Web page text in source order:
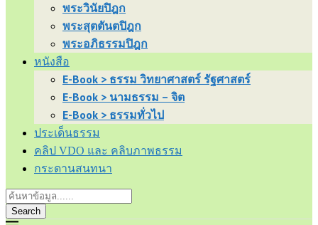
พระวินัยปิฎก
พระสุตตันตปิฎก
พระอภิธรรมปิฎก
หนังสือ
E-Book > ธรรม วิทยาศาสตร์ รัฐศาสตร์
E-Book > นามธรรม – จิต
E-Book > ธรรมทั่วไป
ประเด็นธรรม
คลิป VDO และ คลิบภาพธรรม
กระดานสนทนา
Search